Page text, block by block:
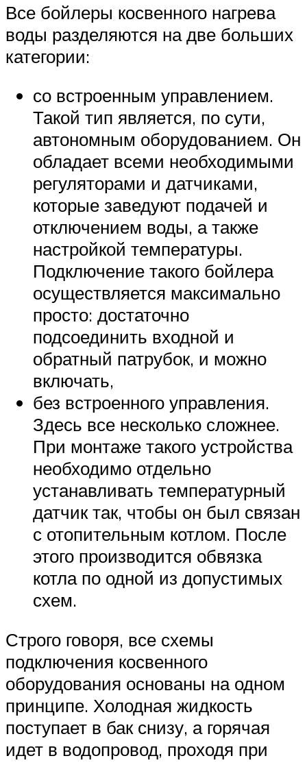
Все бойлеры косвенного нагрева
воды разделяются на две больших
категории:
со встроенным управлением.
Такой тип является, по сути,
автономным оборудованием. Он
обладает всеми необходимыми
регуляторами и датчиками,
которые заведуют подачей и
отключением воды, а также
настройкой температуры.
Подключение такого бойлера
осуществляется максимально
просто: достаточно
подсоединить входной и
обратный патрубок, и можно
включать,
без встроенного управления.
Здесь все несколько сложнее.
При монтаже такого устройства
необходимо отдельно
устанавливать температурный
датчик так, чтобы он был связан
с отопительным котлом. После
этого производится обвязка
котла по одной из допустимых
схем.
Строго говоря, все схемы
подключения косвенного
оборудования основаны на одном
принципе. Холодная жидкость
поступает в бак снизу, а горячая
идет в водопровод, проходя при